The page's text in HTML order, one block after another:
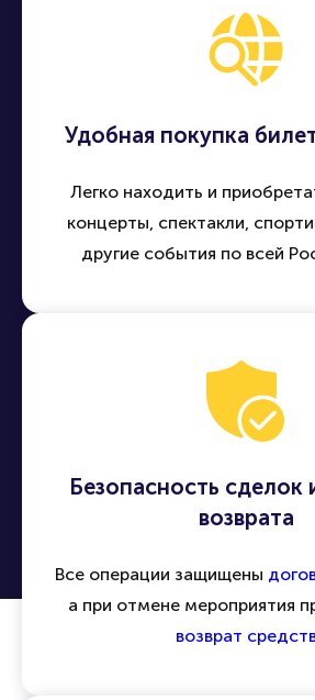
Удобная покупка
Легко находить и
концерты, спектакли,
другие события по всей
Безопасность сделок
возврата
Все операции защищены
а при отмене мероприятия
возврат